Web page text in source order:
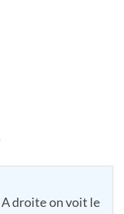
A droite on voit le